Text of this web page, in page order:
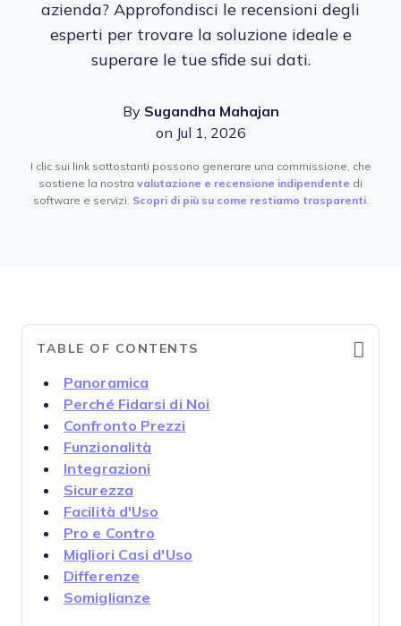
azienda? Approfondisci le recensioni degli
esperti per trovare la soluzione ideale e
superare le tue sfide sui dati.
By Sugandha Mahajan
on Jul 1, 2026
I clic sui link sottostanti possono generare una commissione, che
sostiene la nostra valutazione e recensione indipendente di
software e servizi. Scopri di più su come restiamo trasparenti.
TABLE OF CONTENTS
Panoramica
Perché Fidarsi di Noi
Confronto Prezzi
Funzionalità
Integrazioni
Sicurezza
Facilità d'Uso
Pro e Contro
Migliori Casi d'Uso
Differenze
Somiglianze